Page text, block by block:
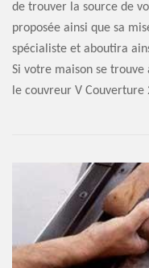
de trouver la source de
proposée ainsi que sa
spécialiste et aboutira
Si votre maison se
le couvreur V